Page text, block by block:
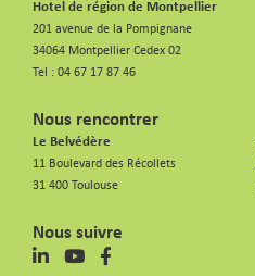
Hotel de région de Montpellier
201 avenue de la Pompignane
34064 Montpellier Cedex 02
Tel : 04 67 17 87 46
Nous rencontrer
Le Belvédère
11 Boulevard des Récollets
31 400 Toulouse
Nous suivre